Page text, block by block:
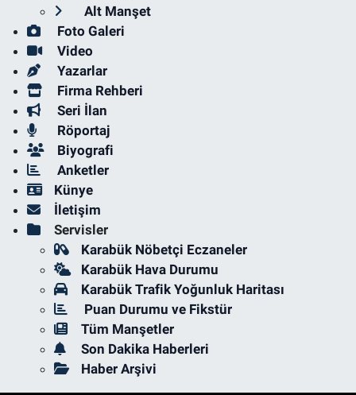
Alt Manşet
Foto Galeri
Video
Yazarlar
Firma Rehberi
Seri İlan
Röportaj
Biyografi
Anketler
Künye
İletişim
Servisler
Karabük Nöbetçi Eczaneler
Karabük Hava Durumu
Karabük Trafik Yoğunluk Haritası
Puan Durumu ve Fikstür
Tüm Manşetler
Son Dakika Haberleri
Haber Arşivi